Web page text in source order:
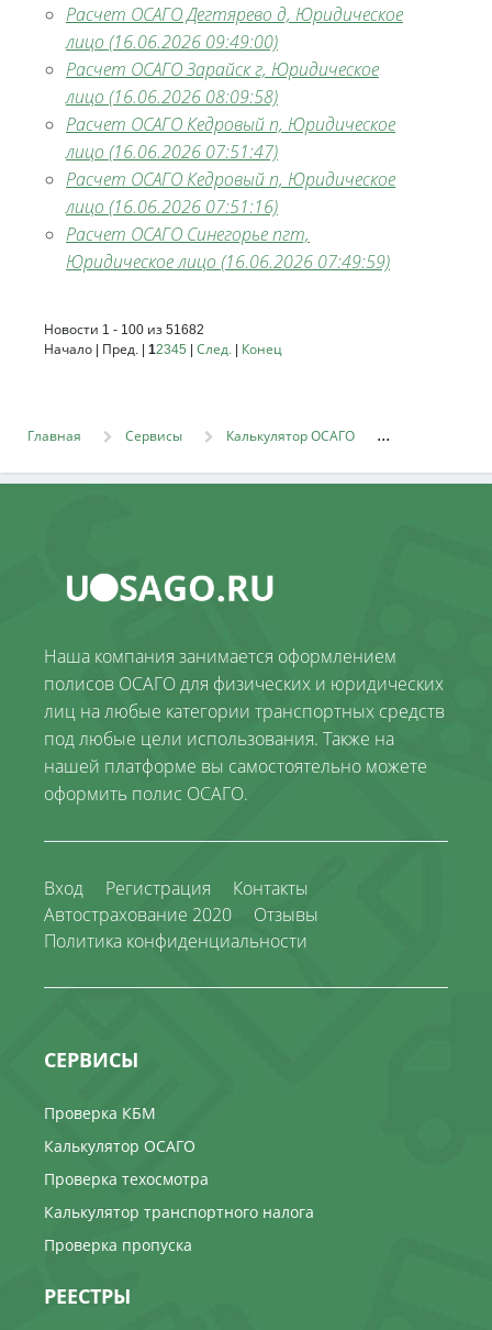
Расчет ОСАГО Дегтярево д, Юридическое
лицо (16.06.2026 09:49:00)
Расчет ОСАГО Зарайск г, Юридическое
лицо (16.06.2026 08:09:58)
Расчет ОСАГО Кедровый п, Юридическое
лицо (16.06.2026 07:51:47)
Расчет ОСАГО Кедровый п, Юридическое
лицо (16.06.2026 07:51:16)
Расчет ОСАГО Синегорье пгт,
Юридическое лицо (16.06.2026 07:49:59)
Новости 1 - 100 из 51682
Начало | Пред. | 12345 | След. | Конец
Главная Сервисы Калькулятор ОСАГО
Наша компания занимается оформлением
полисов ОСАГО для физических и юридических
лиц на любые категории транспортных средств
под любые цели использования. Также на
нашей платформе вы самостоятельно можете
оформить полис ОСАГО.
Вход Регистрация
Контакты
Автострахование 2020
Отзывы
Политика конфиденциальности
СЕРВИСЫ
Проверка КБМ
Калькулятор ОСАГО
Проверка техосмотра
Калькулятор транспортного налога
Проверка пропуска
РЕЕСТРЫ